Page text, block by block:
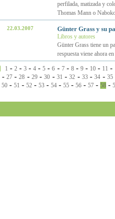
perfilada, matizada y
Thomas Mann o
22.03.2007 Günter Grass y su
Libros y autores
Günter Grass tiene un
respuesta viene ahora
1 -2 -3 -4 -5 -6 - 7- 8- 9- 10- 11 -
- 27-28 - 29-30 - 31 -32 - 33-34 - 35
50 - 51 - 52 - 53 - 54 - 55 - 56 - 57 - 58 -